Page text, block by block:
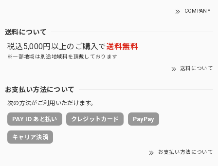
COMPANY
送料について
税込5,000円以上のご購入で送料無料
※一部地域は別途地域料を頂戴しております
送料について
お支払い方法について
次の方法がご利用いただけます。
PAY ID あと払い クレジットカード PayPay
キャリア決済
お支払い方法について